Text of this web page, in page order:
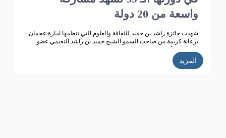
واسعة من 20 دولة
شهدت جائزة راشد بن حميد للثقافة والعلوم التي تنظمها امارة عجمان
برعاية كريمة من صاحب السمو الشيخ حميد بن راشد النعيمي عضو
بن صقر آل نهيان رئيسة جمعية أم المؤمنين ، تطوراً كبيراً وانتشاراً
المزيد